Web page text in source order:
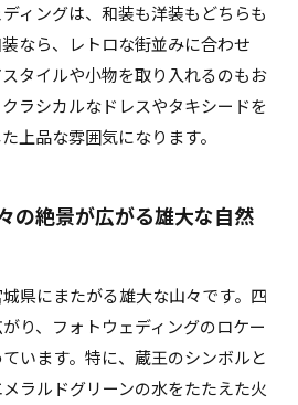
ィングは、和装も洋装もどちらも
なら、レトロな街並みに合わせ
タイルや小物を取り入れるのもお
ラシカルなドレスやタキシードを
上品な雰囲気になります。
の絶景が広がる雄大な自然
県にまたがる雄大な山々です。四
り、フォトウェディングのロケー
います。特に、蔵王のシンボルと
ラルドグリーンの水をたたえた火